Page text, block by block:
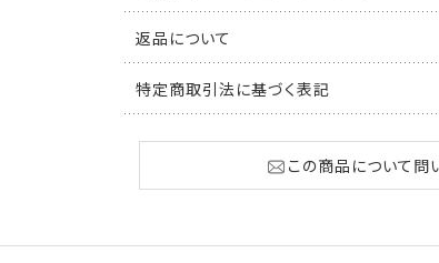
返品について
特定商取引法に基づく表記
この商品について問